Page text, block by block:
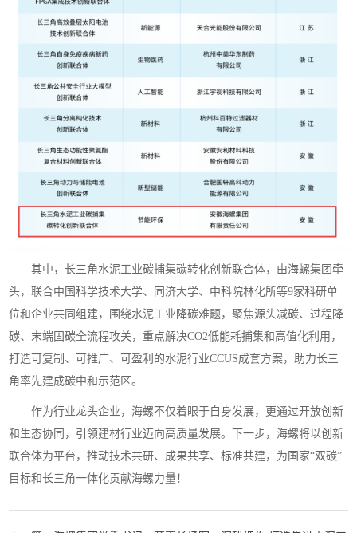
其中，长三角水泥工业碳捕集碳转化创新联合体，由海螺集团牵
头，联合中国科学技术大学、同济大学、中科院林化所等9家科研单
位和企业共同组建，围绕水泥工业降碳难题，聚焦源头减碳、过程降
碳、末端固碳全流程攻关，重点解决CO2低能耗捕集和高值化利用，
打造可复制、可推广、可盈利的水泥行业CCUS成套方案，助力长三
角率先建成碳中和示范区。
作为行业龙头企业，海螺不仅着眼于自身发展，更通过开放创新
和生态协同，引领建材行业迈向高质量发展。下一步，海螺将以创新
联合体为平台，推动技术共研、成果共享、标准共建，为国家“双碳”
目标和长三角一体化贡献海螺力量！